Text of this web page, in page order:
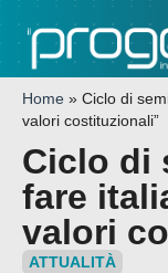
Home » Ciclo di
valori costituzionali”
Ciclo di
fare
valori
ATTUALITÀ